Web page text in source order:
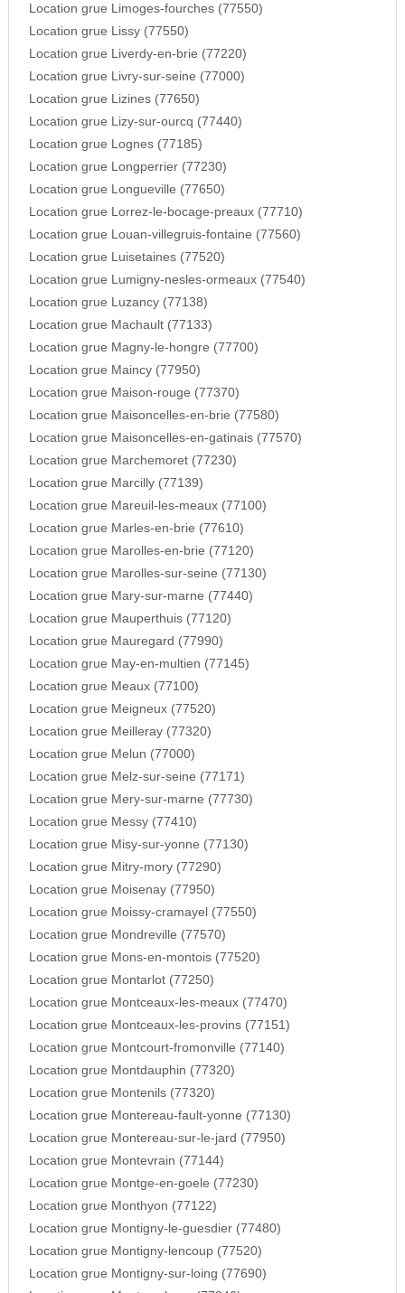
Location grue Limoges-fourches (77550)
Location grue Lissy (77550)
Location grue Liverdy-en-brie (77220)
Location grue Livry-sur-seine (77000)
Location grue Lizines (77650)
Location grue Lizy-sur-ourcq (77440)
Location grue Lognes (77185)
Location grue Longperrier (77230)
Location grue Longueville (77650)
Location grue Lorrez-le-bocage-preaux (77710)
Location grue Louan-villegruis-fontaine (77560)
Location grue Luisetaines (77520)
Location grue Lumigny-nesles-ormeaux (77540)
Location grue Luzancy (77138)
Location grue Machault (77133)
Location grue Magny-le-hongre (77700)
Location grue Maincy (77950)
Location grue Maison-rouge (77370)
Location grue Maisoncelles-en-brie (77580)
Location grue Maisoncelles-en-gatinais (77570)
Location grue Marchemoret (77230)
Location grue Marcilly (77139)
Location grue Mareuil-les-meaux (77100)
Location grue Marles-en-brie (77610)
Location grue Marolles-en-brie (77120)
Location grue Marolles-sur-seine (77130)
Location grue Mary-sur-marne (77440)
Location grue Mauperthuis (77120)
Location grue Mauregard (77990)
Location grue May-en-multien (77145)
Location grue Meaux (77100)
Location grue Meigneux (77520)
Location grue Meilleray (77320)
Location grue Melun (77000)
Location grue Melz-sur-seine (77171)
Location grue Mery-sur-marne (77730)
Location grue Messy (77410)
Location grue Misy-sur-yonne (77130)
Location grue Mitry-mory (77290)
Location grue Moisenay (77950)
Location grue Moissy-cramayel (77550)
Location grue Mondreville (77570)
Location grue Mons-en-montois (77520)
Location grue Montarlot (77250)
Location grue Montceaux-les-meaux (77470)
Location grue Montceaux-les-provins (77151)
Location grue Montcourt-fromonville (77140)
Location grue Montdauphin (77320)
Location grue Montenils (77320)
Location grue Montereau-fault-yonne (77130)
Location grue Montereau-sur-le-jard (77950)
Location grue Montevrain (77144)
Location grue Montge-en-goele (77230)
Location grue Monthyon (77122)
Location grue Montigny-le-guesdier (77480)
Location grue Montigny-lencoup (77520)
Location grue Montigny-sur-loing (77690)